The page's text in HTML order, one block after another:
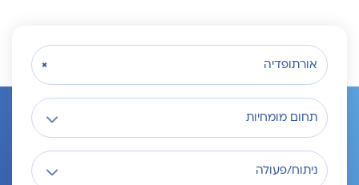
× אורתופדיה
תחום מומחיות
ניתוח/פעולה